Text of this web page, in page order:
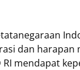
dan harapan
mendapat